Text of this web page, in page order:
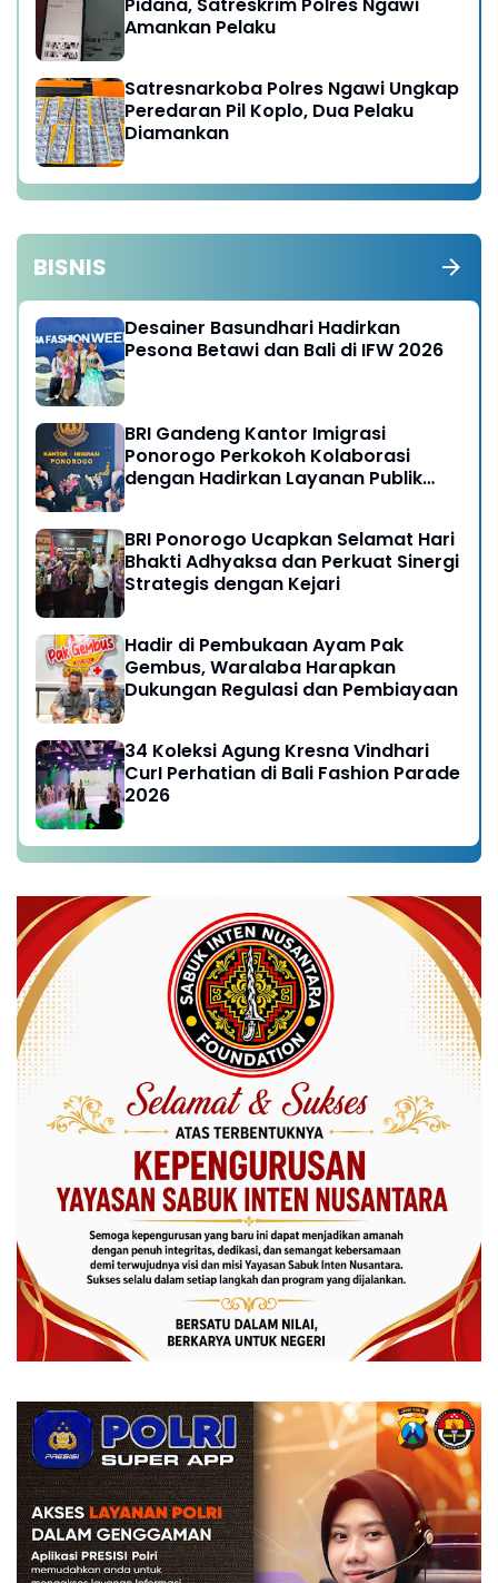
Pidana, Satreskrim Polres Ngawi
Amankan Pelaku
Satresnarkoba Polres Ngawi Ungkap
Peredaran Pil Koplo, Dua Pelaku
Diamankan
BISNIS
Desainer Basundhari Hadirkan
Pesona Betawi dan Bali di IFW 2026
BRI Gandeng Kantor Imigrasi
Ponorogo Perkokoh Kolaborasi
dengan Hadirkan Layanan Publik
BRI Ponorogo Ucapkan Selamat Hari
Bhakti Adhyaksa dan Perkuat Sinergi
Strategis dengan Kejari
Hadir di Pembukaan Ayam Pak
Gembus, Waralaba Harapkan
Dukungan Regulasi dan Pembiayaan
34 Koleksi Agung Kresna Vindhari
CurI Perhatian di Bali Fashion Parade
2026